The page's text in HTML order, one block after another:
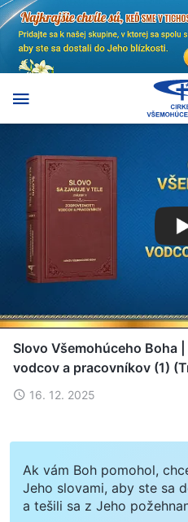
Slovo Všemohúceho Boha
vodcov a pracovníkov (1)
16. 12. 2025
Ak vám Boh pomohol,
Jeho slovami, aby ste sa
a tešili sa z Jeho